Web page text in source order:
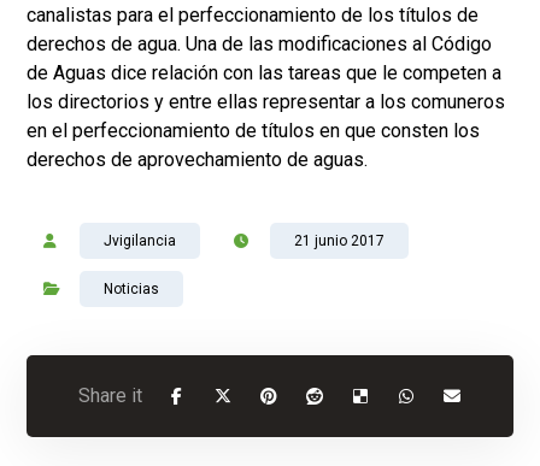
canalistas para el perfeccionamiento de los títulos de
derechos de agua. Una de las modificaciones al Código
de Aguas dice relación con las tareas que le competen a
los directorios y entre ellas representar a los comuneros
en el perfeccionamiento de títulos en que consten los
derechos de aprovechamiento de aguas.
Jvigilancia 21 junio 2017
Noticias